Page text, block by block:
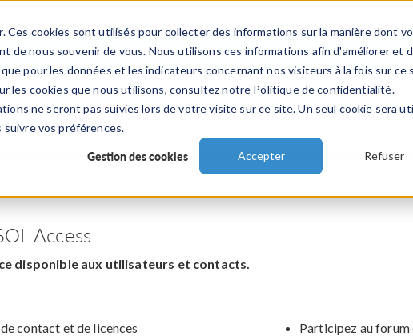
cookies sont utilisés pour collecter des informations sur la manière dont
de nous souvenir de vous. Nous utilisons ces informations afin d'améliorer et
pour les données et les indicateurs concernant nos visiteurs à la fois sur ce
les cookies que nous utilisons, consultez notre Politique de confidentialité.
ne seront pas suivies lors de votre visite sur ce site. Un seul cookie sera
suivre vos préférences.
Gestion des cookies Accepter Refuser
PRODUITS INDUSTRIES VIDEOS
Access
disponible aux utilisateurs et contacts.
contact et de licences
Participez au forum